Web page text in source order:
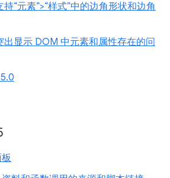
“元素”>“样式”中的边角形状和边角
出显示 DOM 中元素和属性存在的问
板